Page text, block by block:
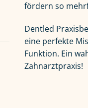
fördern so
Dentled
eine perfekte
Funktion. Ein
Zahnarztpraxis!